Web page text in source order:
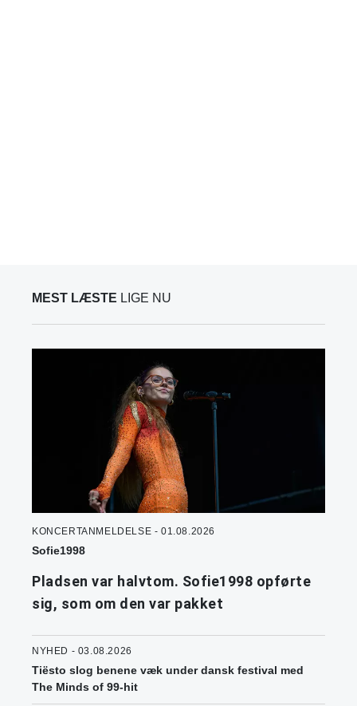
MEST LÆSTE LIGE NU
KONCERTANMELDELSE - 01.08.2026
Sofie1998
Pladsen var halvtom. Sofie1998 opførte
sig, som om den var pakket
NYHED - 03.08.2026
Tiësto slog benene væk under dansk festival med
The Minds of 99-hit